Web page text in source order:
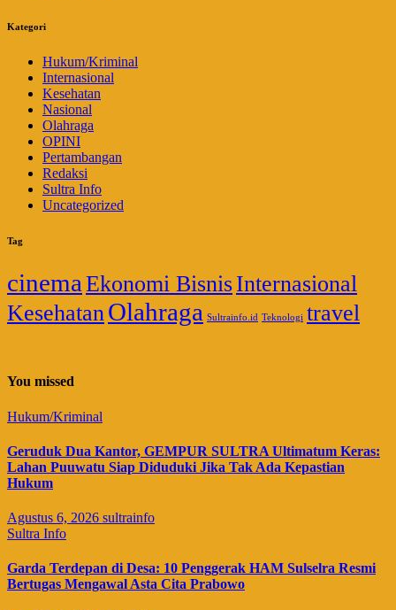
Kategori
Hukum/Kriminal
Internasional
Kesehatan
Nasional
Olahraga
OPINI
Pertambangan
Redaksi
Sultra Info
Uncategorized
Tag
cinema Ekonomi BisnisInternasional
KesehatanOlahraga Sultrainfo.id Teknologi travel
You missed
Hukum/Kriminal
Geruduk Dua Kantor, GEMPUR SULTRA Ultimatum Keras:
Lahan Puuwatu Siap Diduduki Jika Tak Ada Kepastian
Hukum
Agustus 6, 2026 sultrainfo
Sultra Info
Garda Terdepan di Desa: 10 Penggerak HAM Sulselra Resmi
Bertugas Mengawal Asta Cita Prabowo